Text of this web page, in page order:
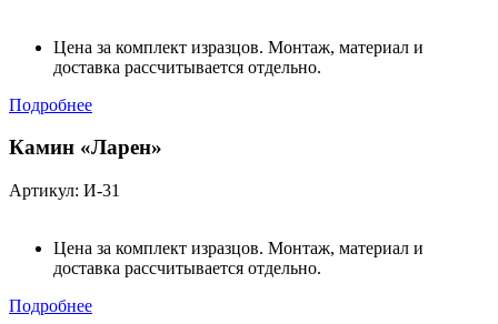
Цена за комплект изразцов. Монтаж, материал и
доставка рассчитывается отдельно.
Подробнее
Камин «Ларен»
Артикул: И-31
Цена за комплект изразцов. Монтаж, материал и
доставка рассчитывается отдельно.
Подробнее